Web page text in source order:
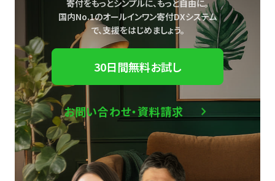
寄付をもっとシンプルに、もっと自由に。
国内No.1のオールインワン寄付DXシステム
で、支援をはじめましょう。
30日間無料お試し
お問い合わせ・資料請求